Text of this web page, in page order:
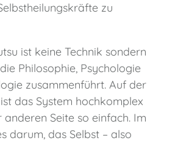
zu
ist keine Technik sondern
Philosophie, Psychologie
zusammenführt. Auf der
das System hochkomplex
Seite so einfach. Im
darum, das Selbst – also